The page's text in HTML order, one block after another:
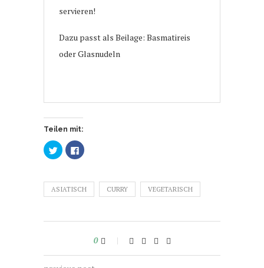
servieren!
Dazu passt als Beilage: Basmatireis
oder Glasnudeln
Teilen mit:
Klick,
um
über
teilen
(Wird
in
Klick,
um
teilen
(Wird
in
ASIATISCH CURRY VEGETARISCH
0